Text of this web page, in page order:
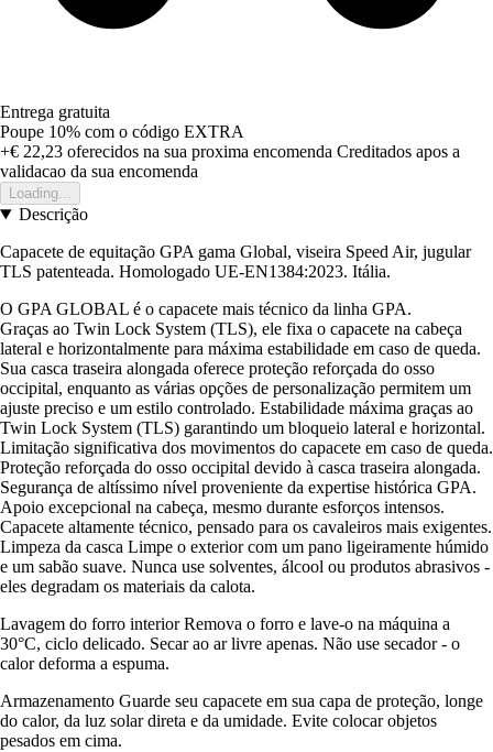
Entrega gratuita
Poupe 10% com o código EXTRA
+€ 22,23 oferecidos na sua proxima encomenda Creditados apos a
validacao da sua encomenda
Loading...
Descrição
Capacete de equitação GPA gama Global, viseira Speed Air, jugular
TLS patenteada. Homologado UE-EN1384:2023. Itália.
O GPA GLOBAL é o capacete mais técnico da linha GPA.
Graças ao Twin Lock System (TLS), ele fixa o capacete na cabeça
lateral e horizontalmente para máxima estabilidade em caso de queda.
Sua casca traseira alongada oferece proteção reforçada do osso
occipital, enquanto as várias opções de personalização permitem um
ajuste preciso e um estilo controlado. Estabilidade máxima graças ao
Twin Lock System (TLS) garantindo um bloqueio lateral e horizontal.
Limitação significativa dos movimentos do capacete em caso de queda.
Proteção reforçada do osso occipital devido à casca traseira alongada.
Segurança de altíssimo nível proveniente da expertise histórica GPA.
Apoio excepcional na cabeça, mesmo durante esforços intensos.
Capacete altamente técnico, pensado para os cavaleiros mais exigentes.
Limpeza da casca Limpe o exterior com um pano ligeiramente húmido
e um sabão suave. Nunca use solventes, álcool ou produtos abrasivos -
eles degradam os materiais da calota.
Lavagem do forro interior Remova o forro e lave-o na máquina a
30°C, ciclo delicado. Secar ao ar livre apenas. Não use secador - o
calor deforma a espuma.
Armazenamento Guarde seu capacete em sua capa de proteção, longe
do calor, da luz solar direta e da umidade. Evite colocar objetos
pesados em cima.